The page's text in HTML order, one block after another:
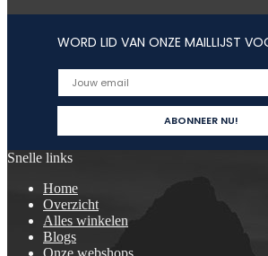
WORD LID VAN ONZE MAILLIJST
Snelle links
Home
Overzicht
Alles winkelen
Blogs
Onze webshops